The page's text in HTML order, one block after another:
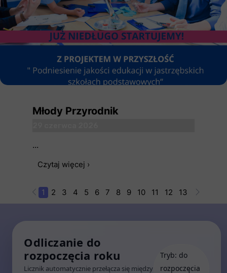
Młody Przyrodnik
...
Czytaj więcej ›
1 2 3 4 5 6 7 8 9 10 11 12 13 14